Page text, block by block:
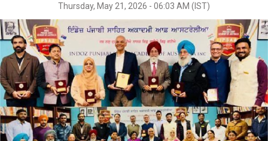
Thursday, May 21, 2026 - 06:03 AM (IST)